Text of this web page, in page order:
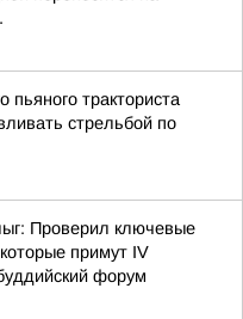
пьяного тракториста
стрельбой по
Проверил ключевые
примут IV
форум